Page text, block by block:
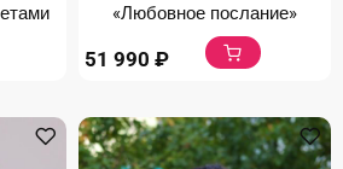
«Любовное послание»
51 990 ₽